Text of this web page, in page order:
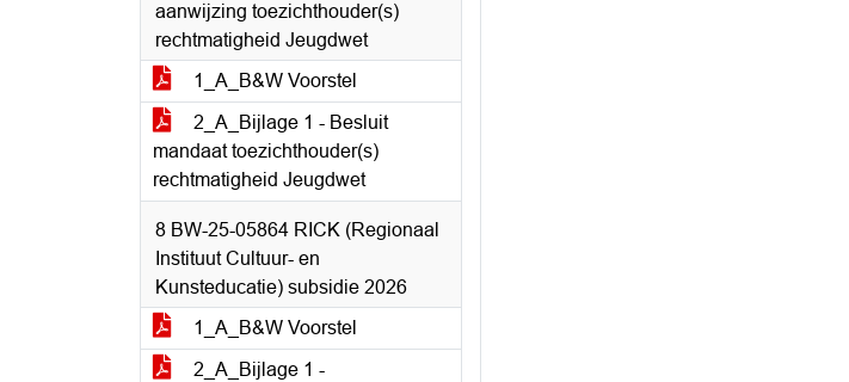
aanwijzing toezichthouder(s)
rechtmatigheid Jeugdwet
1_A_B&W Voorstel
2_A_Bijlage 1 - Besluit
mandaat toezichthouder(s)
rechtmatigheid Jeugdwet
8 BW-25-05864 RICK (Regionaal
Instituut Cultuur- en
Kunsteducatie) subsidie 2026
1_A_B&W Voorstel
2_A_Bijlage 1 -